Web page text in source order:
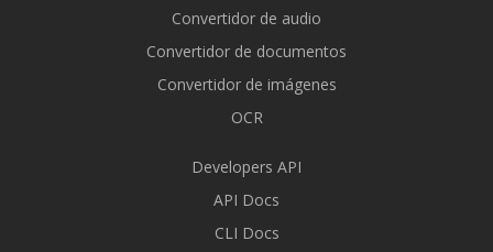
Convertidor de audio
Convertidor de documentos
Convertidor de imágenes
OCR
Developers API
API Docs
CLI Docs